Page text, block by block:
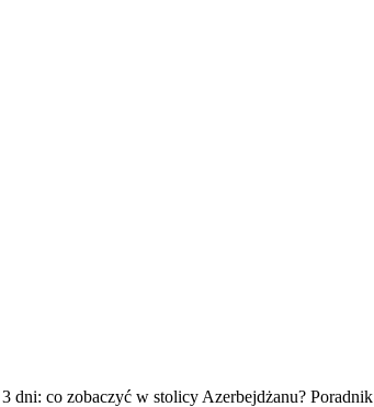
dni: co zobaczyć w stolicy Azerbejdżanu? Poradnik